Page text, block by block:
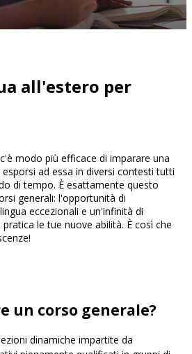
all'estero per
modo più efficace di imparare una
ad essa in diversi contesti tutti
di tempo. È esattamente questo
generali: l'opportunità di
eccezionali e un'infinità di
le tue nuove abilità. È così che
un corso generale?
dinamiche impartite da